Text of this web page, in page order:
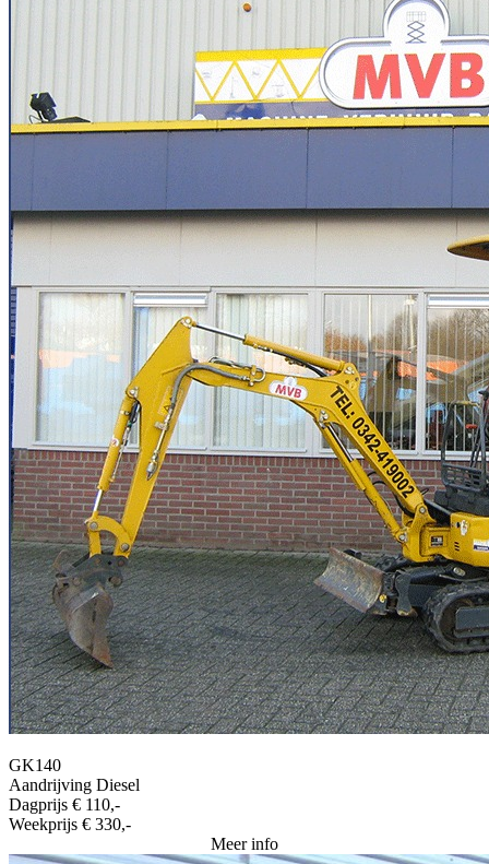
GK140
Aandrijving Diesel
Dagprijs € 110,-
Weekprijs € 330,-
Meer info